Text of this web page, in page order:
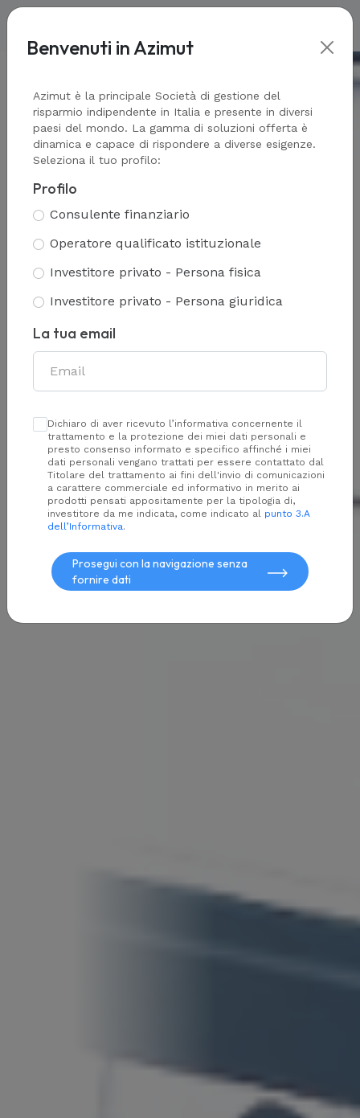
Indipendenza e
innovazione nella gestione
completa del tuo
patrimonio
Benvenuti in Azimut
Azimut è la principale Società di gestione del
risparmio indipendente in Italia e presente in diversi
paesi del mondo. La gamma di soluzioni offerta è
dinamica e capace di rispondere a diverse esigenze.
Seleziona il tuo profilo:
Profilo
Consulente finanziario
Operatore qualificato istituzionale
Investitore privato - Persona fisica
Investitore privato - Persona giuridica
La tua email
Dichiaro di aver ricevuto l’informativa concernente il
trattamento e la protezione dei miei dati personali e
presto consenso informato e specifico affinché i miei
dati personali vengano trattati per essere contattato dal
Titolare del trattamento ai fini dell'invio di comunicazioni
a carattere commerciale ed informativo in merito ai
prodotti pensati appositamente per la tipologia di,
investitore da me indicata, come indicato al punto 3.A
dell’Informativa.
Prosegui con la navigazione senza
fornire dati